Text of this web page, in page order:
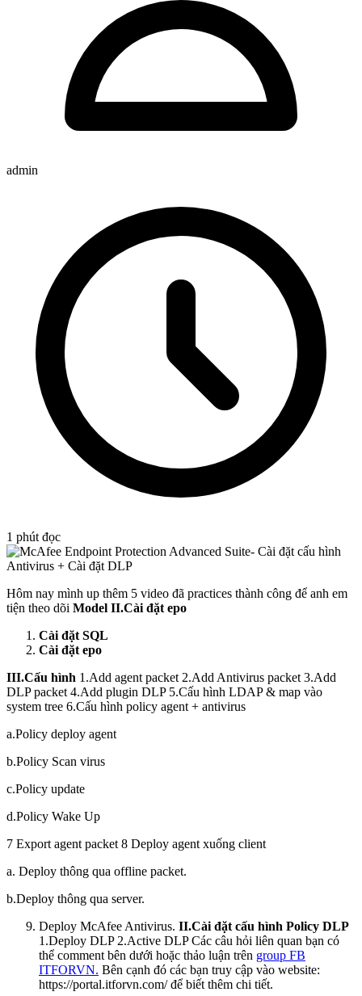
admin
1 phút đọc
Hôm nay mình up thêm 5 video đã practices thành công để anh em
tiện theo dõi Model II.Cài đặt epo
Cài đặt SQL
Cài đặt epo
III.Cấu hình 1.Add agent packet 2.Add Antivirus packet 3.Add
DLP packet 4.Add plugin DLP 5.Cấu hình LDAP & map vào
system tree 6.Cấu hình policy agent + antivirus
a.Policy deploy agent
b.Policy Scan virus
c.Policy update
d.Policy Wake Up
7 Export agent packet 8 Deploy agent xuống client
a. Deploy thông qua offline packet.
b.Deploy thông qua server.
Deploy McAfee Antivirus. II.Cài đặt cấu hình Policy DLP
1.Deploy DLP 2.Active DLP Các câu hỏi liên quan bạn có
thể comment bên dưới hoặc thảo luận trên group FB
ITFORVN. Bên cạnh đó các bạn truy cập vào website:
https://portal.itforvn.com/ để biết thêm chi tiết.